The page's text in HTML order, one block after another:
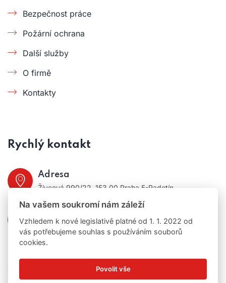
Bezpečnost práce
Požární ochrana
Další služby
O firmě
Kontakty
Rychlý kontakt
Adresa
Živcová 990/22, 153 00 Praha 5-Radotín
+420 724 386 928
Ochrana osobních údajů Cookies
Na vašem soukromí nám záleží
Vzhledem k nové legislativě platné od 1. 1. 2022 od
vás potřebujeme souhlas s používáním souborů
cookies.
Povolit vše